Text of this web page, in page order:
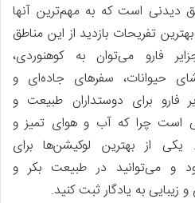
دیدنی است که به مهم‌ترین آنها
تفریحات بازدید از این مناطق
فارو می‌توان به کوهنوردی،
حیوانات، سفرهای جاده‌ای و
فارو برای دوستداران طبیعت و
است چرا که آب و هوای تمیز و
از بهترین لوکیشن‌ها برای
و می‌توانید در طبیعت بکر و
به یادگار ثبت کنید.